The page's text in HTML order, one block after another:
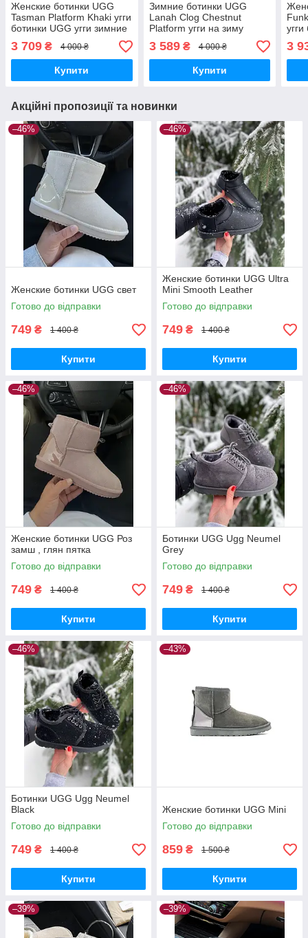
Женские ботинки UGG
Tasman Platform Khaki угги
ботинки UGG угги зимние
3 709 ₴ 4 000 ₴
Купити
Зимние ботинки UGG
Lanah Clog Chestnut
Platform угги на зиму
3 589₴ 4 000 ₴
Купити
3
Акційні пропозиції та новинки
–46%
Женские ботинки UGG свет
Готово до відправки
749 ₴ 1 400 ₴
Купити
–46%
Женские ботинки UGG Ultra
Mini Smooth Leather
Готово до відправки
749 ₴ 1 400 ₴
Купити
–46%
Женские ботинки UGG Роз
замш , глян пятка
Готово до відправки
749 ₴ 1 400 ₴
Купити
–46%
Ботинки UGG Ugg Neumel
Grey
Готово до відправки
749 ₴ 1 400 ₴
Купити
–46%
Ботинки UGG Ugg Neumel
Black
Готово до відправки
749 ₴ 1 400 ₴
Купити
–43%
Женские ботинки UGG Mini
Готово до відправки
859 ₴ 1 500 ₴
Купити
–39% –39%